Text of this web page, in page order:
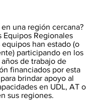
en una región cercana?
Equipos Regionales
equipos han estado (o
participando en los
de trabajo de
financiados por esta
brindar apoyo al
en UDL, AT o
sus regiones.